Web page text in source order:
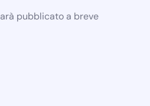
pubblicato a breve